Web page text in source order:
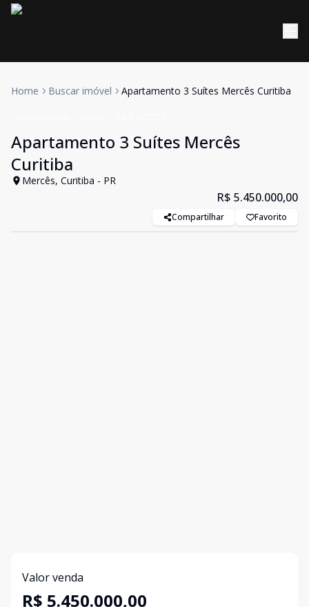
Home Buscar imóvel Apartamento 3 Suítes Mercês Curitiba
Apartamento 3 Suítes Mercês
Curitiba
Mercês, Curitiba - PR
R$ 5.450.000,00
Compartilhar Favorito
Valor venda
R$ 5.450.000,00